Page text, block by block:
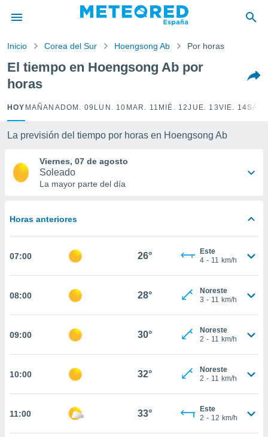
por
para
la
calidad.
a este
las
y
forma
basada
permite
coste.
botón
a la
todas
ya sean
nos
CONTINUAR
Inicio Corea del Sur Hoengsong Ab Por horas
El tiempo en Hoengsong Ab por
horas
HOY MAÑANA DOM. 09 LUN. 10 MAR. 11 MIÉ. 12JUE. 13VIE. 14
La previsión del tiempo por horas en Hoengsong Ab
Viernes, 07 de agosto
Soleado
La mayor parte del día
Horas anteriores
07:00 26°
Este
4 - 11 km/h
08:00 28°
Noreste
3 - 11 km/h
09:00 30°
Noreste
2 - 11 km/h
10:00 32°
Noreste
2 - 11 km/h
11:00 33°
Este
2 - 12 km/h